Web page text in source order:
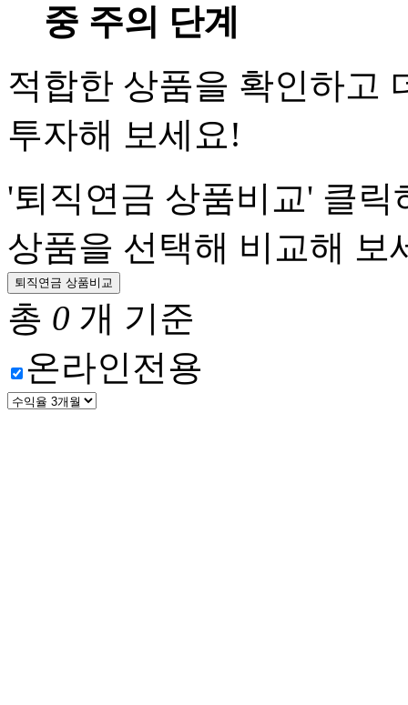
중 주의 단계
적합한 상품을 확인하고
투자해 보세요!
'퇴직연금 상품비교' 클릭
상품을 선택해 비교해 보
퇴직연금 상품비교
총 0 개 기준
온라인전용